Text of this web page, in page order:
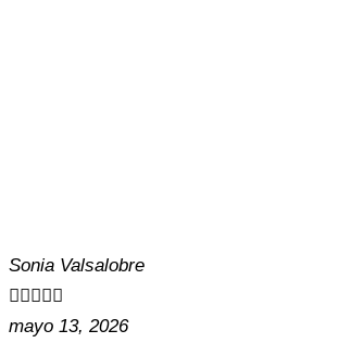
Sonia Valsalobre

mayo 13, 2026